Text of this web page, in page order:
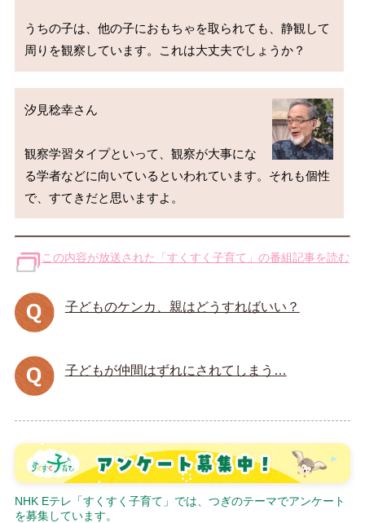
うちの子は、他の子におもちゃを取られても、静観して
汐見稔幸さん
観察学習タイプといって、観察が大事にな
る学者などに向いているといわれています。それも個性
この内容が放送された「すくすく子育て」の番組記事を読む
子どものケンカ、親はどうすればいい？
子どもが仲間はずれにされてしまう…
NHK Eテレ「すくすく子育て」では、つぎのテーマでアンケート
を募集しています。